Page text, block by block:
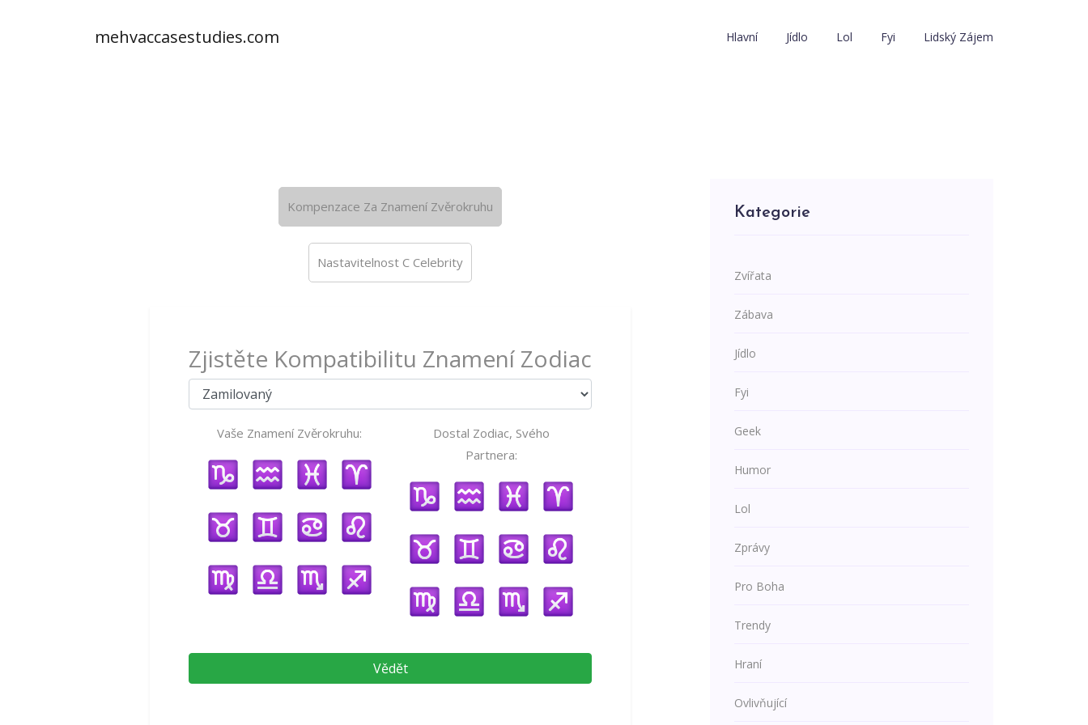
mehvaccasestudies.com Hlavní Jídlo Lol Fyi Lidský Zájem
Kompenzace Za Znamení Zvěrokruhu
Nastavitelnost C Celebrity
Zjistěte Kompatibilitu Znamení Zodiac
Vaše Znamení Zvěrokruhu:
Dostal Zodiac, Svého
Partnera:
Vědět
Kategorie
Zvířata
Zábava
Jídlo
Fyi
Geek
Humor
Lol
Zprávy
Pro Boha
Trendy
Hraní
Ovlivňující